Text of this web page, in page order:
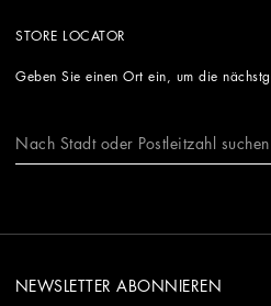
STORE LOCATOR
Geben Sie einen Ort ein, um die
NEWSLETTER ABONNIEREN